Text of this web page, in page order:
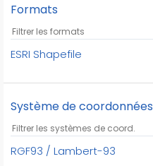
Formats
ESRI Shapefile
Système de coordonnées
RGF93 / Lambert-93